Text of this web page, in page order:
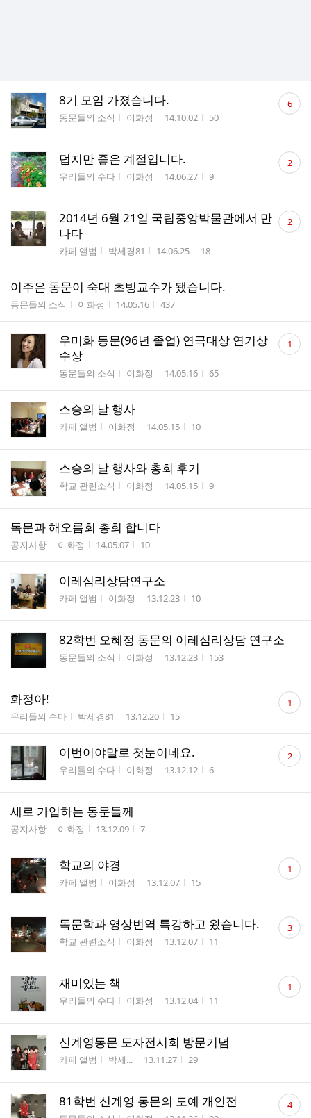
8기 모임 가졌습니다.
게시판명
동문들의 소식 작성자
이화정 작성시간
14.10.02 조회수
50
댓
글 6
덥지만 좋은 계절입니다.
게시판명
우리들의 수다 작성자
이화정 작성시간
14.06.27 조회수
9
댓
글 2
2014년 6월 21일 국립중앙박물관에서 만
나다
게시판명
카페 앨범 작성자
박세경81 작성시간
14.06.25 조회수
18
댓
글 2
이주은 동문이 숙대 초빙교수가 됐습니다.
게시판명
동문들의 소식 작성자
이화정 작성시간
14.05.16 조회수
437
우미화 동문(96년 졸업) 연극대상 연기상
수상
게시판명
동문들의 소식 작성자
이화정 작성시간
14.05.16 조회수
65
댓
글 1
스승의 날 행사
게시판명
카페 앨범 작성자
이화정 작성시간
14.05.15 조회수
10
스승의 날 행사와 총회 후기
게시판명
학교 관련소식 작성자
이화정 작성시간
14.05.15 조회수
9
독문과 해오름회 총회 합니다
게시판명
공지사항 작성자
이화정 작성시간
14.05.07 조회수
10
이레심리상담연구소
게시판명
카페 앨범 작성자
이화정 작성시간
13.12.23 조회수
10
82학번 오혜정 동문의 이레심리상담 연구소
게시판명
동문들의 소식 작성자
이화정 작성시간
13.12.23 조회수
153
화정아!
게시판명
우리들의 수다 작성자
박세경81 작성시간
13.12.20 조회수
15
댓
글 1
이번이야말로 첫눈이네요.
게시판명
우리들의 수다 작성자
이화정 작성시간
13.12.12 조회수
6
댓
글 2
새로 가입하는 동문들께
게시판명
공지사항 작성자
이화정 작성시간
13.12.09 조회수
7
학교의 야경
게시판명
카페 앨범 작성자
이화정 작성시간
13.12.07 조회수
15
댓
글 1
독문학과 영상번역 특강하고 왔습니다.
게시판명
학교 관련소식 작성자
이화정 작성시간
13.12.07 조회수
11
댓
글 3
재미있는 책
게시판명
우리들의 수다 작성자
이화정 작성시간
13.12.04 조회수
11
댓
글 1
신계영동문 도자전시회 방문기념
게시판명
카페 앨범 작성자
박세... 작성시간
13.11.27 조회수
29
81학번 신계영 동문의 도예 개인전
댓
글 4